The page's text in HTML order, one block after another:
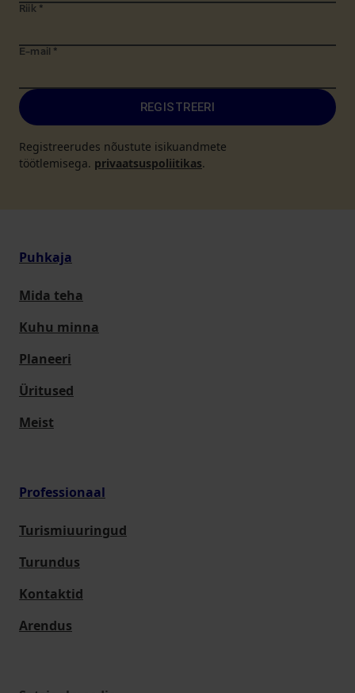
Riik *
E-mail *
REGISTREERI
Registreerudes nõustute isikuandmete
töötlemisega. privaatsuspoliitikas.
Puhkaja
Mida teha
Kuhu minna
Planeeri
Üritused
Meist
Professionaal
Turismiuuringud
Turundus
Kontaktid
Arendus